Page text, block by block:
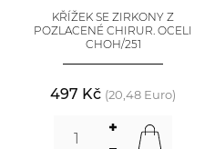
KŘÍŽEK SE ZIRKONY Z
POZLACENÉ CHIRUR. OCELI
CHOH/251
497 Kč (20,48 Euro)